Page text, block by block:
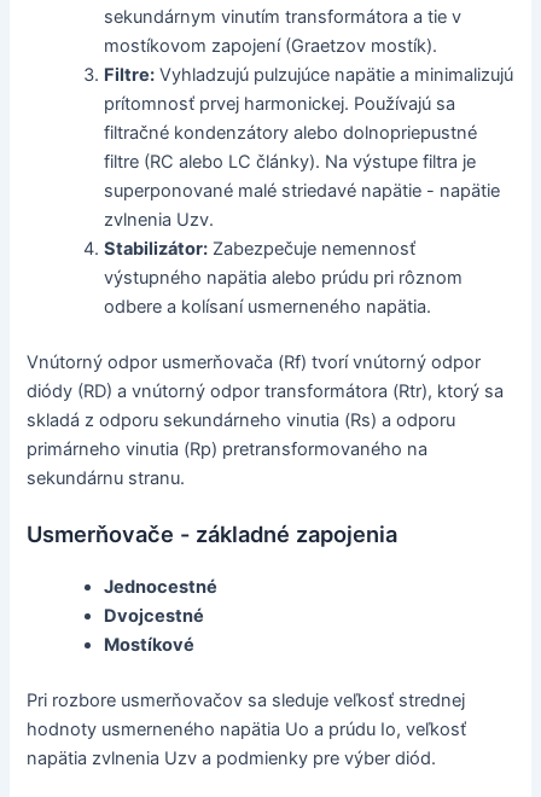
sekundárnym vinutím transformátora a tie v
mostíkovom zapojení (Graetzov mostík).
Filtre: Vyhladzujú pulzujúce napätie a minimalizujú
prítomnosť prvej harmonickej. Používajú sa
filtračné kondenzátory alebo dolnopriepustné
filtre (RC alebo LC články). Na výstupe filtra je
superponované malé striedavé napätie - napätie
zvlnenia Uzv.
Stabilizátor: Zabezpečuje nemennosť
výstupného napätia alebo prúdu pri rôznom
odbere a kolísaní usmerneného napätia.
Vnútorný odpor usmerňovača (Rf) tvorí vnútorný odpor
diódy (RD) a vnútorný odpor transformátora (Rtr), ktorý sa
skladá z odporu sekundárneho vinutia (Rs) a odporu
primárneho vinutia (Rp) pretransformovaného na
sekundárnu stranu.
Usmerňovače - základné zapojenia
Jednocestné
Dvojcestné
Mostíkové
Pri rozbore usmerňovačov sa sleduje veľkosť strednej
hodnoty usmerneného napätia Uo a prúdu Io, veľkosť
napätia zvlnenia Uzv a podmienky pre výber diód.